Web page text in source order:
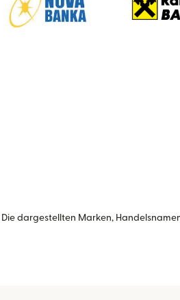
Die dargestellten Marken,